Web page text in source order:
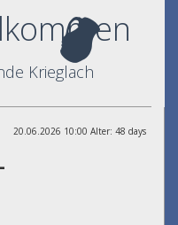
Krieglach
20.06.2026 10:00 Alter: 48 days